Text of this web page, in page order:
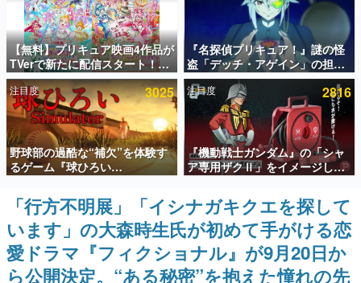
電ファミのいま読まれている記事ランキング
アプリセール情報
インタビュー
連載・特集一覧
殿堂入り記事
SNS拡散数が数千以上！ ページビュー数万以上！ などな
ど。多くの人々に読まれた、電ファミ渾身の“殿堂入り”記
事をまとめました。
ゲームの企画書
名作ゲームクリエイターの方々に製作時のエピソードをお
聞きし、ヒットする企画（ゲーム）とは何か？を探ってい
きます。
赫本
【無料】プリキュア映画4作品が
TVerで新たに配信スタート！な
んと2018年～2024年の映画ほぼ
すべてが見放題に、ぶっちゃけ
ありえないラインナップ
『名探偵プリキュア！』謎の怪
盗「デッチ・アゲイン」の担当
キャストは天﨑滉平さんと判
明。『Re:ゼロから始める異世
界生活』オットー役、『ヒプノ
シスマイク』山田三郎役など
注目度 3025
野球部の過酷な“補欠”を体験す
るゲーム『球ひろい
Simulator』が「1件」のウィッ
シュリストをもとにチェコ語に
対応しSNSで話題に。『キング
ダム・カム』開発元やチェコの
プロ野球選手から称賛の声
注目度 2816
『機動戦士ガンダム』の「シャ
ア専用ザクⅡ」をイメージした
散水ホースリールが予約開始。
本体にはシャアのパーソナルマ
ークやジオン公国軍のエンブレ
ム、型式番号などを配置
「行方不明展」「イシナガキクエを探して
います」の大森時生氏が初めて手がける恋
愛ドラマ『フィクショナル』が9月20日か
ら公開決定。“ある秘密”を抱えた憧れの先